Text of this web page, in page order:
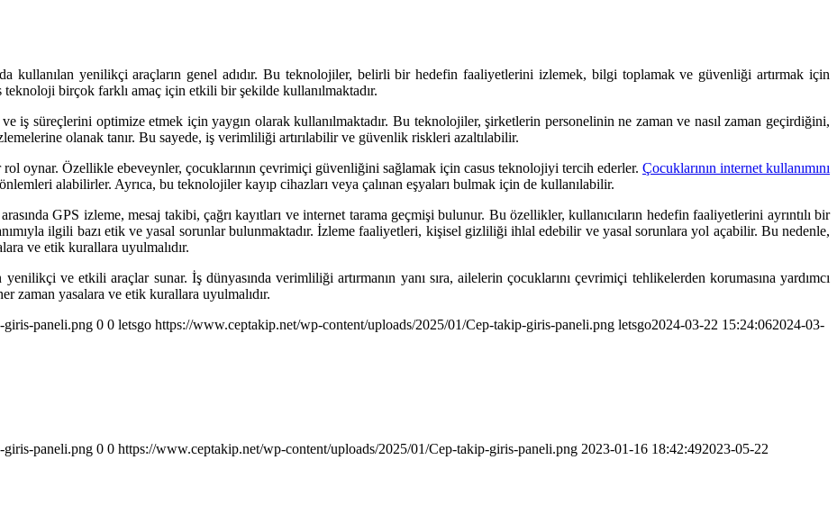
kullanılan yenilikçi araçların genel adıdır. Bu teknolojiler, belirli bir hedefin faaliyetlerini izlemek, bilgi toplamak ve güvenliği artırmak için
teknoloji birçok farklı amaç için etkili bir şekilde kullanılmaktadır.
iş süreçlerini optimize etmek için yaygın olarak kullanılmaktadır. Bu teknolojiler, şirketlerin personelinin ne zaman ve nasıl zaman geçirdiğini,
olanak tanır. Bu sayede, iş verimliliği artırılabilir ve güvenlik riskleri azaltılabilir.
oynar. Özellikle ebeveynler, çocuklarının çevrimiçi güvenliğini sağlamak için casus teknolojiyi tercih ederler. Çocuklarının internet kullanımını
alabilirler. Ayrıca, bu teknolojiler kayıp cihazları veya çalınan eşyaları bulmak için de kullanılabilir.
GPS izleme, mesaj takibi, çağrı kayıtları ve internet tarama geçmişi bulunur. Bu özellikler, kullanıcıların hedefin faaliyetlerini ayrıntılı bir
ilgili bazı etik ve yasal sorunlar bulunmaktadır. İzleme faaliyetleri, kişisel gizliliği ihlal edebilir ve yasal sorunlara yol açabilir. Bu nedenle,
ve etik kurallara uyulmalıdır.
ve etkili araçlar sunar. İş dünyasında verimliliği artırmanın yanı sıra, ailelerin çocuklarını çevrimiçi tehlikelerden korumasına yardımcı
zaman yasalara ve etik kurallara uyulmalıdır.
giris-paneli.png 0 0 letsgo https://www.ceptakip.net/wp-content/uploads/2025/01/Cep-takip-giris-paneli.png letsgo2024-03-22 15:24:062024-03-
giris-paneli.png 0 0 https://www.ceptakip.net/wp-content/uploads/2025/01/Cep-takip-giris-paneli.png 2023-01-16 18:42:492023-05-22